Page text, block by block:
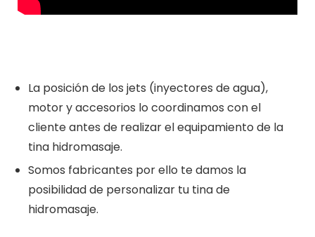
La posición de los jets (inyectores de agua),
motor y accesorios lo coordinamos con el
cliente antes de realizar el equipamiento de la
tina hidromasaje.
Somos fabricantes por ello te damos la
posibilidad de personalizar tu tina de
hidromasaje.